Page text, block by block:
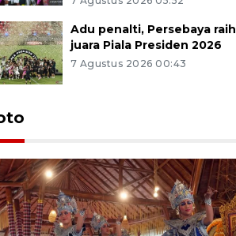
Adu penalti, Persebaya raih
juara Piala Presiden 2026
7 Agustus 2026 00:43